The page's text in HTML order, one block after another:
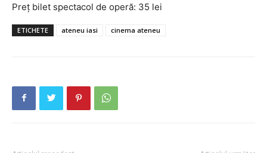
Preț bilet spectacol de operă: 35 lei
ETICHETE ateneu iasi cinema ateneu